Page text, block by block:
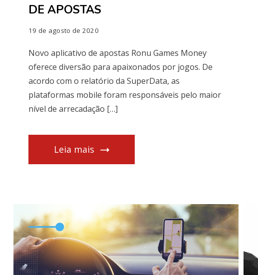
DE APOSTAS
19 de agosto de 2020
Novo aplicativo de apostas Ronu Games Money
oferece diversão para apaixonados por jogos. De
acordo com o relatório da SuperData, as
plataformas mobile foram responsáveis pelo maior
nível de arrecadação […]
Leia mais